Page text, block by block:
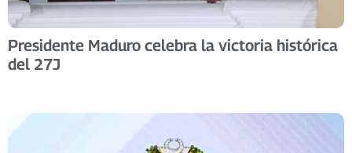
Presidente Maduro celebra la victoria histórica
del 27J